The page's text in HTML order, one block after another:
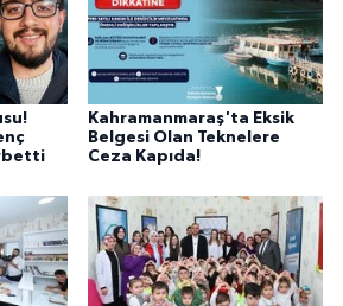
Kahramanmaraş'ta Eksik
Belgesi Olan Teknelere
Ceza Kapıda!